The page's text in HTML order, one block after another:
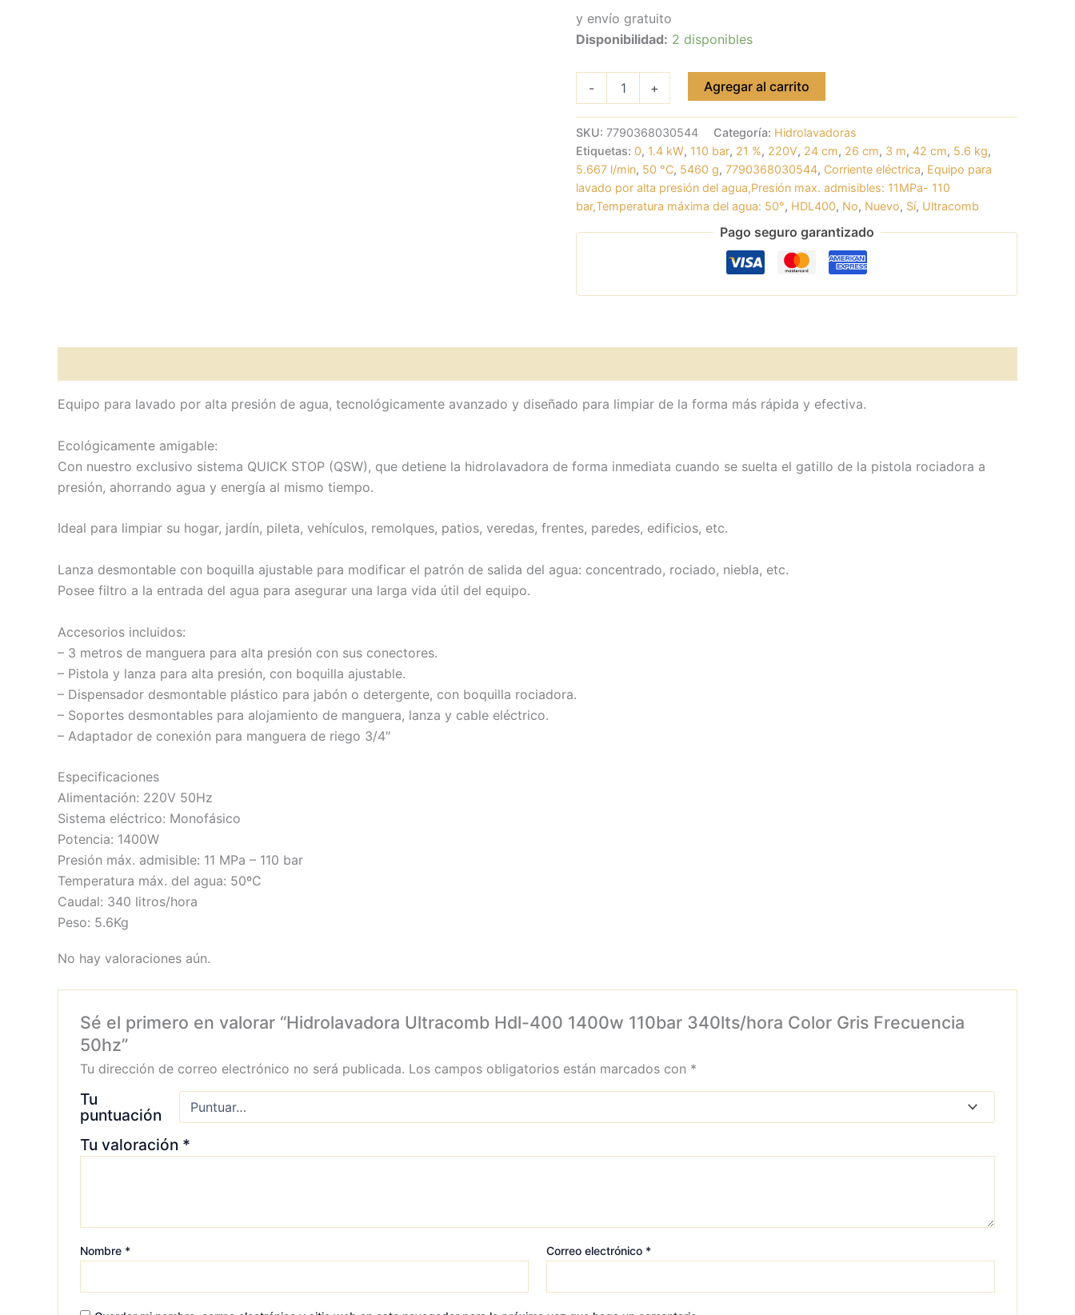
y envío gratuito
Disponibilidad: 2 disponibles
- + Agregar al carrito
SKU: 7790368030544 Categoría: Hidrolavadoras
Etiquetas: 0, 1.4 kW, 110 bar, 21 %, 220V, 24 cm, 26 cm, 3 m, 42 cm, 5.6 kg,
5.667 l/min, 50 °C, 5460 g, 7790368030544, Corriente eléctrica, Equipo para
lavado por alta presión del agua,Presión max. admisibles: 11MPa- 110
bar,Temperatura máxima del agua: 50°, HDL400, No, Nuevo, Sí, Ultracomb
Pago seguro garantizado
Equipo para lavado por alta presión de agua, tecnológicamente avanzado y diseñado para limpiar de la forma más rápida y efectiva.
Ecológicamente amigable:
Con nuestro exclusivo sistema QUICK STOP (QSW), que detiene la hidrolavadora de forma inmediata cuando se suelta el gatillo de la pistola rociadora a
presión, ahorrando agua y energía al mismo tiempo.
Ideal para limpiar su hogar, jardín, pileta, vehículos, remolques, patios, veredas, frentes, paredes, edificios, etc.
Lanza desmontable con boquilla ajustable para modificar el patrón de salida del agua: concentrado, rociado, niebla, etc.
Posee filtro a la entrada del agua para asegurar una larga vida útil del equipo.
Accesorios incluidos:
– 3 metros de manguera para alta presión con sus conectores.
– Pistola y lanza para alta presión, con boquilla ajustable.
– Dispensador desmontable plástico para jabón o detergente, con boquilla rociadora.
– Soportes desmontables para alojamiento de manguera, lanza y cable eléctrico.
– Adaptador de conexión para manguera de riego 3/4″
Especificaciones
Alimentación: 220V 50Hz
Sistema eléctrico: Monofásico
Potencia: 1400W
Presión máx. admisible: 11 MPa – 110 bar
Temperatura máx. del agua: 50ºC
Caudal: 340 litros/hora
Peso: 5.6Kg
No hay valoraciones aún.
Sé el primero en valorar “Hidrolavadora Ultracomb Hdl-400 1400w 110bar 340lts/hora Color Gris Frecuencia
50hz”
Tu dirección de correo electrónico no será publicada. Los campos obligatorios están marcados con *
Tu
puntuación
Tu valoración *
Nombre * Correo electrónico *